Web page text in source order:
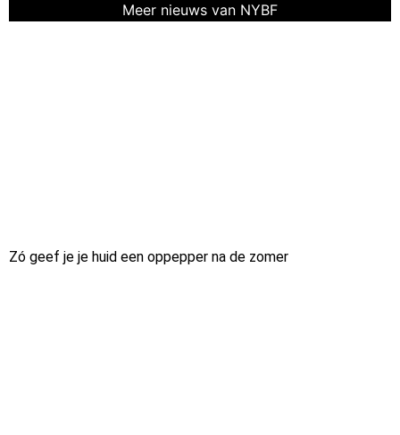
Meer nieuws van NYBF
Zó geef je je huid een oppepper na de zomer